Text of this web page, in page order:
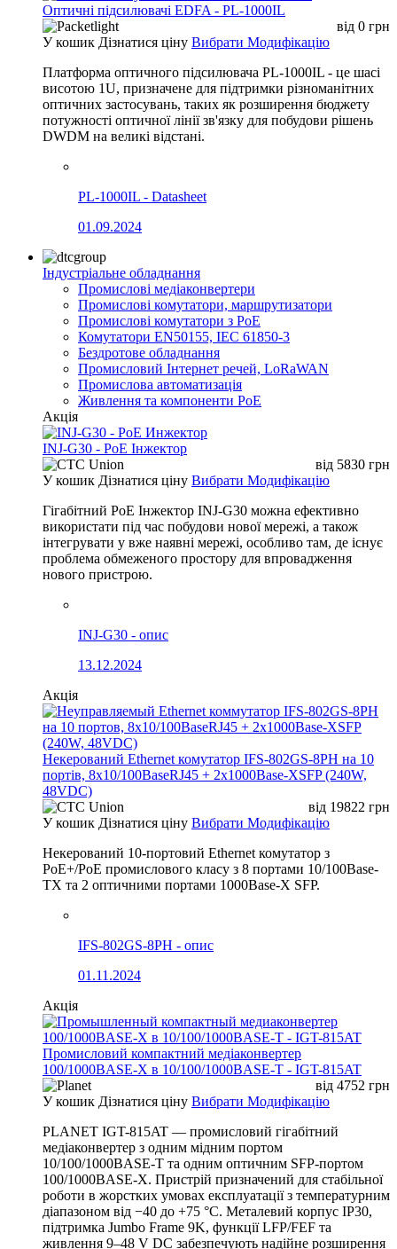
Оптичні підсилювачі EDFA - PL-1000IL
від 0 грн
У кошик Дізнатися ціну Вибрати Модифікацію
Платформа оптичного підсилювача PL-1000IL - це шасі
висотою 1U, призначене для підтримки різноманітних
оптичних застосувань, таких як розширення бюджету
потужності оптичної лінії зв'язку для побудови рішень
DWDM на великі відстані.
PL-1000IL - Datasheet
01.09.2024
Індустріальне обладнання
Промислові медіаконвертери
Промислові комутатори, маршрутизатори
Промислові комутатори з PoE
Комутатори EN50155, IEC 61850-3
Бездротове обладнання
Промисловий Інтернет речей, LoRaWAN
Промислова автоматизація
Живлення та компоненти PoE
Акція
INJ-G30 - PoE Інжектор
від 5830 грн
У кошик Дізнатися ціну Вибрати Модифікацію
Гігабітний PoE Інжектор INJ-G30 можна ефективно
використати під час побудови нової мережі, а також
інтегрувати у вже наявні мережі, особливо там, де існує
проблема обмеженого простору для впровадження
нового пристрою.
INJ-G30 - опис
13.12.2024
Акція
Некерований Ethernet комутатор IFS-802GS-8PH на 10
портів, 8x10/100BaseRJ45 + 2x1000Base-XSFP (240W,
48VDC)
від 19822 грн
У кошик Дізнатися ціну Вибрати Модифікацію
Некерований 10-портовий Ethernet комутатор з
PoE+/PoE промислового класу з 8 портами 10/100Base-
TX та 2 оптичними портами 1000Base-X SFP.
IFS-802GS-8PH - опис
01.11.2024
Акція
Промисловий компактний медіаконвертер
100/1000BASE-X в 10/100/1000BASE-T - IGT-815AT
від 4752 грн
У кошик Дізнатися ціну Вибрати Модифікацію
PLANET IGT-815AT — промисловий гігабітний
медіаконвертер з одним мідним портом
10/100/1000BASE-T та одним оптичним SFP-портом
100/1000BASE-X. Пристрій призначений для стабільної
роботи в жорстких умовах експлуатації з температурним
діапазоном від −40 до +75 °C. Металевий корпус IP30,
підтримка Jumbo Frame 9K, функції LFP/FEF та
живлення 9–48 V DC забезпечують надійне розширення